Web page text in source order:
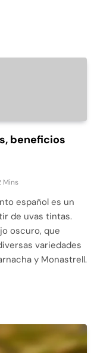
beneficios
Mins
español es un
de uvas tintas.
oscuro, que
variedades
y Monastrell.